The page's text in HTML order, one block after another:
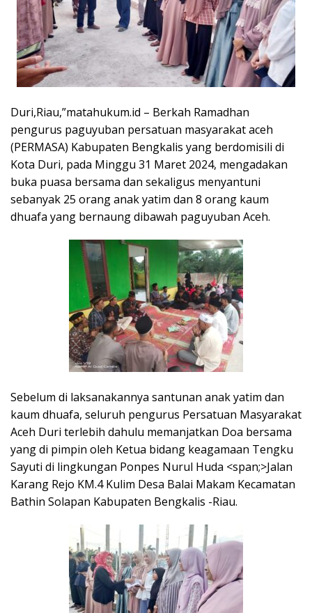
Duri,Riau,”matahukum.id – Berkah Ramadhan
pengurus paguyuban persatuan masyarakat aceh
(PERMASA) Kabupaten Bengkalis yang berdomisili di
Kota Duri, pada Minggu 31 Maret 2024, mengadakan
buka puasa bersama dan sekaligus menyantuni
sebanyak 25 orang anak yatim dan 8 orang kaum
dhuafa yang bernaung dibawah paguyuban Aceh.
Sebelum di laksanakannya santunan anak yatim dan
kaum dhuafa, seluruh pengurus Persatuan Masyarakat
Aceh Duri terlebih dahulu memanjatkan Doa bersama
yang di pimpin oleh Ketua bidang keagamaan Tengku
Sayuti di lingkungan Ponpes Nurul Huda <span;>Jalan
Karang Rejo KM.4 Kulim Desa Balai Makam Kecamatan
Bathin Solapan Kabupaten Bengkalis -Riau.